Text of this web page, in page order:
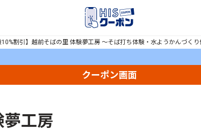
10%割引】越前そばの里 体験夢工房 ～そば打ち体験・水ようかんづく
クーポン画面
工房